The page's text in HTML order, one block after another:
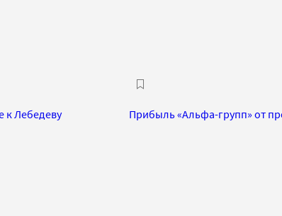
к Лебедеву Прибыль «Альфа-групп» от